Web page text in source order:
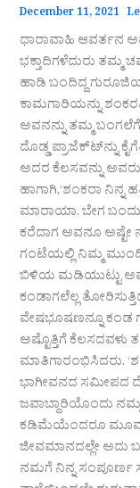
December 11, 2021
ಧಾರಾವಾಹಿ ಆವರ್ತನ
ಭಕ್ತಾದಿಗಳೆದುರು ತಮ್ಮ
ಹಾಡಿ ಬಂದಿದ್ದ
ಕಾಮಗಾರಿಯನ್ನು
ಅವನನ್ನು ತಮ್ಮ
ದೊಡ್ಡ ಪ್ರಾಜೆಕ್ಟ್‍ನ್ನು
ಅದರ ಕೆಲಸವನ್ನು
ಹಾಗಾಗಿ,‘ಶಂಕರಾ
ಮಾರಾಯಾ, ಬೇಗ
ಕರೆದಾಗ ಅವನೂ ಅಷ್ಟೇ
ಗಂಟೆಯಲ್ಲಿ ನಿಮ್ಮ
ಬಿಳಿಯ ಮಡಿಯುಟ್ಟು
ಕಂಡಾಗಲೆಲ್ಲ
ವೇಷಭೂಷಣನ್ನೂ
ಅಷ್ಟೊತ್ತಿಗೆ ಕೆಲಸದವಳು
ಮಾತಿಗಾರಂಭಿಸಿದರು.
ಭಾಗೀವನದ ಸಮೀಪದ
ಜವಾಬ್ದಾರಿಯೊಂದು
ಕಡಿಮೆಯೆಂದರೂ
ಜೀವಮಾನದಲ್ಲೇ ಅದು
ನಮಗೆ ನಿನ್ನ ಸಂಪೂರ್ಣ